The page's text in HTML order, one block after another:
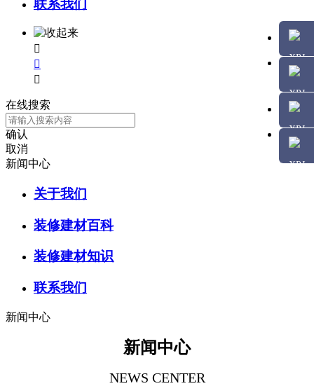
联系我们



在线搜索
确认
取消
新闻中心
关于我们
装修建材百科
装修建材知识
联系我们
新闻中心
新闻中心
NEWS CENTER